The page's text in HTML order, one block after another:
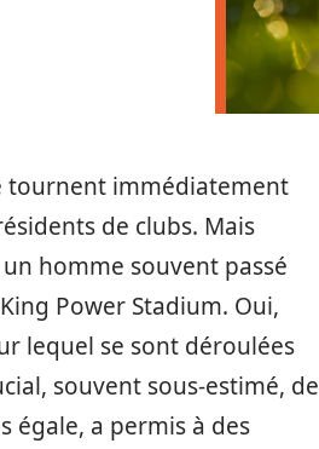
tournent immédiatement
de clubs. Mais
homme souvent passé
Power Stadium. Oui,
lequel se sont déroulées
souvent sous-estimé, de
égale, a permis à des